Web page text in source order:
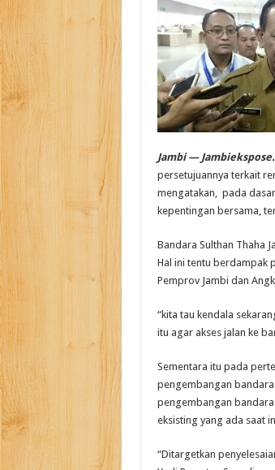
Jambi —
persetujuannya terkait
mengatakan, pada
kepentingan bersama,
Bandara Sulthan Thaha
Hal ini tentu berdampak
Pemprov Jambi dan
“kita tau kendala
itu agar akses jalan ke
Sementara itu pada
pengembangan
pengembangan
eksisting yang ada saat
“Ditargetkan